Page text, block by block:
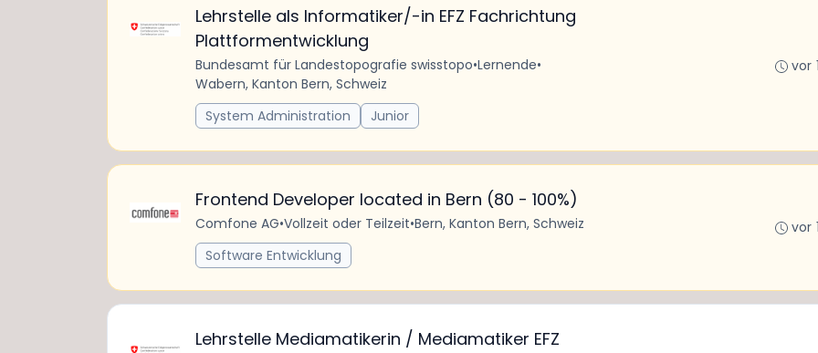
Lehrstelle als Informatiker/-in EFZ Fachrichtung
Plattformentwicklung
Bundesamt für Landestopografie swisstopo•Lernende•
Wabern, Kanton Bern, Schweiz
System Administration
Junior
vor
Frontend Developer located in Bern (80 - 100%)
Comfone AG•Vollzeit oder Teilzeit•Bern, Kanton Bern, Schweiz
Software Entwicklung
vor
Lehrstelle Mediamatikerin / Mediamatiker EFZ